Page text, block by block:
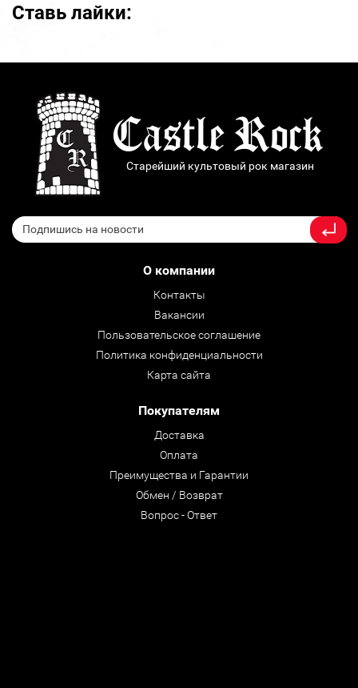
Ставь лайки:
Старейший культовый рок магазин
О компании
Контакты
Вакансии
Пользовательское соглашение
Политика конфиденциальности
Карта сайта
Покупателям
Доставка
Оплата
Преимущества и Гарантии
Обмен / Возврат
Вопрос - Ответ